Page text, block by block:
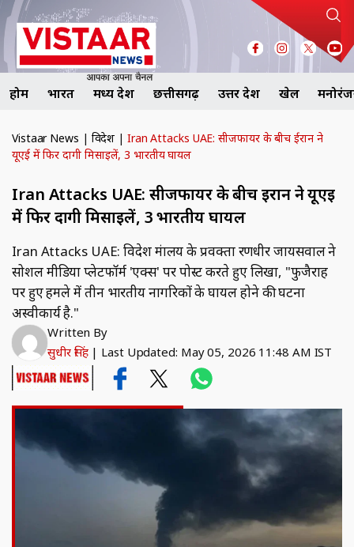
होम भारत मध्य प्रदेश छत्तीसगढ़ उत्तर प्रदेश खेल
Vistaar News | विदेश | Iran Attacks UAE: सीजफायर के बीच ईरान ने
यूएई में फिर दागी मिसाइलें, 3 भारतीय घायल
Iran Attacks UAE: सीजफायर के बीच ईरान ने यूएई
में फिर दागी मिसाइलें, 3 भारतीय घायल
Iran Attacks UAE: विदेश मंत्रालय के प्रवक्ता रणधीर जायसवाल ने
सोशल मीडिया प्लेटफॉर्म 'एक्स' पर पोस्ट करते हुए लिखा, "फुजैराह
पर हुए हमले में तीन भारतीय नागरिकों के घायल होने की घटना
अस्वीकार्य है."
Written By
सुधीर सिंह| Last Updated: May 05, 2026 11:48 AM IST